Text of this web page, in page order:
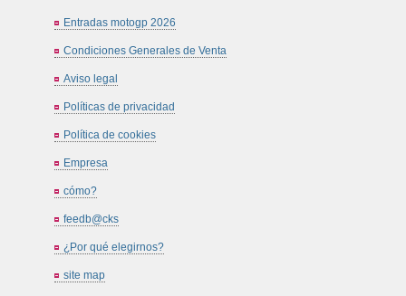
Entradas motogp 2026
Condiciones Generales de Venta
Aviso legal
Políticas de privacidad
Política de cookies
Empresa
cómo?
feedb@cks
¿Por qué elegirnos?
site map